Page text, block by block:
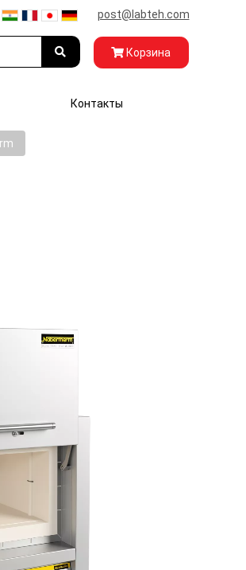
post@labteh.com
Корзина
Контакты